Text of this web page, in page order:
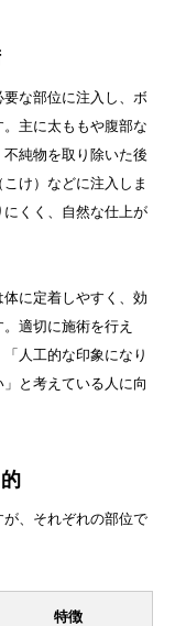
な部位に注入し、ボ
主に太ももや腹部な
純物を取り除いた後
け）などに注入しま
くく、自然な仕上が
に定着しやすく、効
適切に施術を行え
人工的な印象になり
と考えている人に向
、それぞれの部位で
特徴